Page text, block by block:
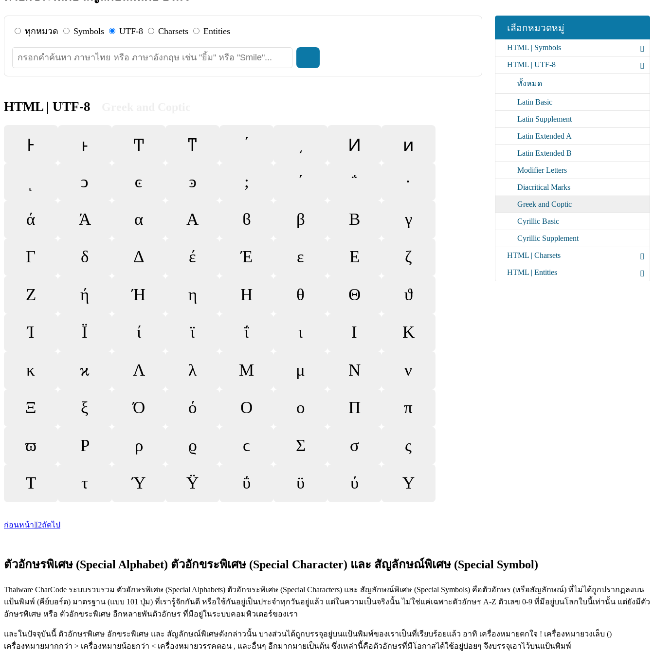
ทุกหมวด Symbols UTF-8 Charsets Entities
HTML | UTF-8
Ͱ ͱ Ͳ ͳ ʹ Ͷ
ͷ
ͻ ͼ ͽ ; ΄ ΅
·
ά
Ά α Α ϐ β Β
γ
Γ
δ Δ έ Έ ε Ε
ζ
Ζ
ή Ή η Η θ Θ
ϑ
Ί
Ϊ ί ϊ ΐ ι Ι
Κ
κ
ϰ Λ λ Μ μ Ν
ν
Ξ
ξ Ό ό Ο ο Π
π
ϖ
Ρ ρ ϱ ϲ Σ σ
ς
Τ
τ Ύ Ϋ ΰ ϋ ύ Υ
ก่อนหน้า1 2ถัดไป
เลือกหมวดหมู่
HTML | Symbols
HTML | UTF-8
ทั้งหมด
Latin Basic
Latin Supplement
Latin Extended A
Latin Extended B
Modifier Letters
Diacritical Marks
Greek and Coptic
Cyrillic Basic
Cyrillic Supplement
HTML | Charsets
HTML | Entities
ตัวอักษรพิเศษ (Special Alphabet) ตัวอักขระพิเศษ (Special Character) และ สัญลักษณ์พิเศษ (Special Symbol)
Thaiware CharCode ระบบรวบรวม ตัวอักษรพิเศษ (Special Alphabets) ตัวอักขระพิเศษ (Special Characters) และ สัญลักษณ์พิเศษ (Special Symbols) คือตัวอักษร (หรือสัญลักษณ์) ที่ไม่ได้ถูกปรากฏลงบน
แป้นพิมพ์ (คีย์บอร์ด) มาตรฐาน (แบบ 101 ปุ่ม) ที่เรารู้จักกันดี หรือใช้กันอยู่เป็นประจำทุกวันอยู่แล้ว แต่ในความเป็นจริงนั้น ไม่ใช่แค่เฉพาะตัวอักษร A-Z ตัวเลข 0-9 ที่มีอยู่บนโลกใบนี้เท่านั้น แต่ยังมีตัว
อักษรพิเศษ หรือ ตัวอักขระพิเศษ อีกหลายพันตัวอักษร ที่มีอยู่ในระบบคอมพิวเตอร์ของเรา
และในปัจจุบันนี้ ตัวอักษรพิเศษ อักขระพิเศษ และ สัญลักษณ์พิเศษดังกล่าวนั้น บางส่วนได้ถูกบรรจุอยู่บนแป้นพิมพ์ของเราเป็นที่เรียบร้อยแล้ว อาทิ เครื่องหมายตกใจ ! เครื่องหมายวงเล็บ ()
เครื่องหมายมากกว่า > เครื่องหมายน้อยกว่า < เครื่องหมายวรรคตอน , และอื่นๆ อีกมากมายเป็นต้น ซึ่งเหล่านี้คือตัวอักษรที่มีโอกาสได้ใช้อยู่บ่อยๆ จึงบรรจุเอาไว้บนแป้นพิมพ์